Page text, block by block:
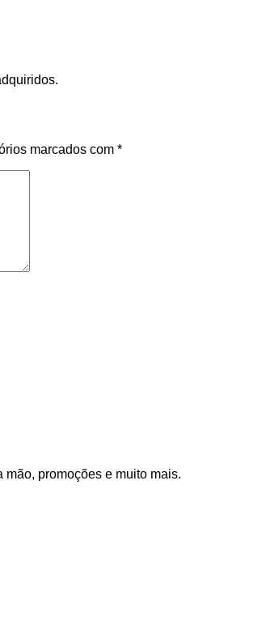
marcados com *
promoções e muito mais.